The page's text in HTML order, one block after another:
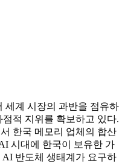
세계 시장의 과반을 점유하
적 지위를 확보하고 있다.
한국 메모리 업체의 합산
시대에 한국이 보유한 가
반도체 생태계가 요구하